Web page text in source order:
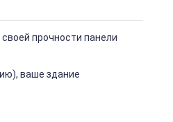
прочности панели
ваше здание